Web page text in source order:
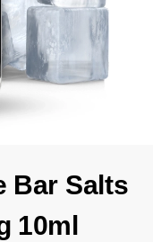
Bar Salts
10ml